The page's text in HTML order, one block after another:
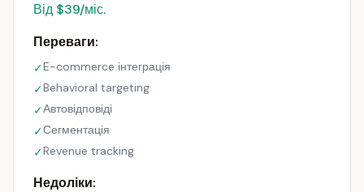
Від $39/міс.
Переваги:
✓E-commerce інтеграція
✓Behavioral targeting
✓Автовідповіді
✓Сегментація
✓Revenue tracking
Недоліки: